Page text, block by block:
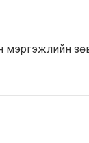
мэргэжлийн